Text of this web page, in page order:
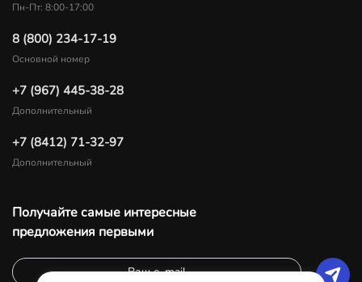
Пн-Пт: 8:00-17:00
8 (800) 234-17-19
Основной номер
+7 (967) 445-38-28
Дополнительный
+7 (8412) 71-32-97
Дополнительный
Получайте самые интересные
предложения первыми